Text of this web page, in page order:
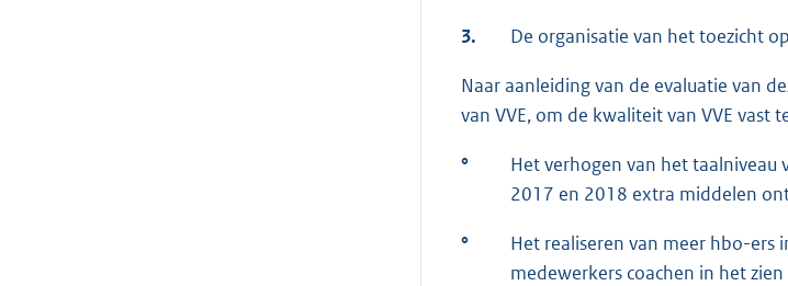
3. De organisatie van het toezicht
Naar aanleiding van de evaluatie van
van VVE, om de kwaliteit van VVE
°
Het verhogen van het taalniveau
2017 en 2018 extra middelen
°
Het realiseren van meer hbo-ers
medewerkers coachen in het